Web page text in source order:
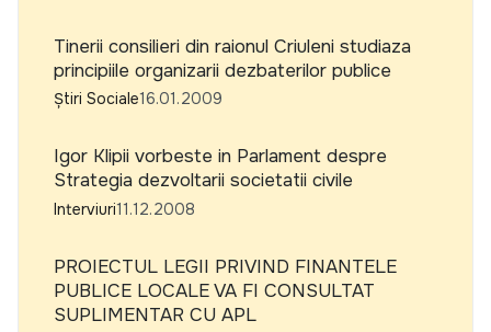
Tinerii consilieri din raionul Criuleni studiaza
principiile organizarii dezbaterilor publice
Știri Sociale16.01.2009
Igor Klipii vorbeste in Parlament despre
Strategia dezvoltarii societatii civile
Interviuri11.12.2008
PROIECTUL LEGII PRIVIND FINANTELE
PUBLICE LOCALE VA FI CONSULTAT
SUPLIMENTAR CU APL